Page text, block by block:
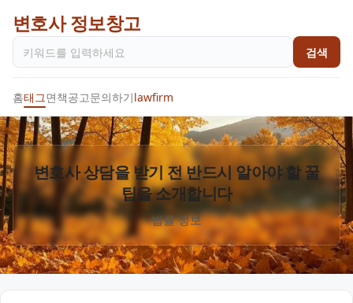
변호사 정보창고
검색
홈태그면책공고문의하기lawfirm
변호사 상담을 받기 전 반드시 알아야 할 꿀
팁을 소개합니다
법률 정보